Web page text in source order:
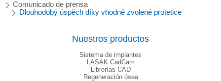
Comunicado de prensa
Dlouhodobý úspěch díky vhodně zvolené protetice
Nuestros productos
Sistema de implantes
LASAK CadCam
Librerías CAD
Regeneración ósea